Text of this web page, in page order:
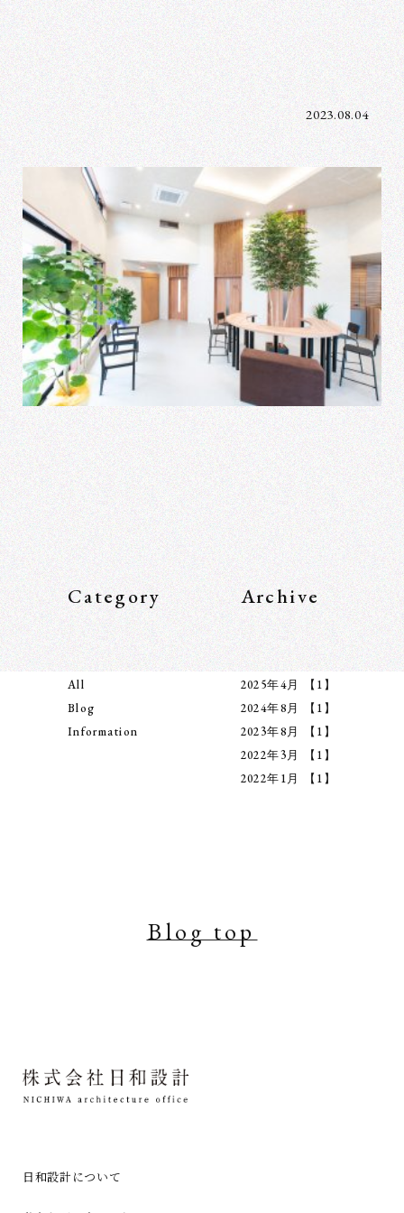
2023.08.04
Category
All
Blog
Information
Archive
2025年4月
【1】
2024年8月
【1】
2023年8月
【1】
2022年3月
【1】
2022年1月
【1】
Blog top
日和設計について